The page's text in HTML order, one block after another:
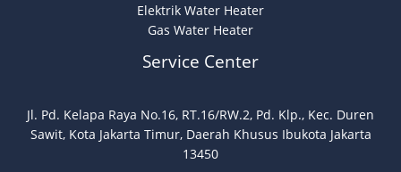
Elektrik Water Heater
Gas Water Heater
Service Center
Jl. Pd. Kelapa Raya No.16, RT.16/RW.2, Pd. Klp., Kec. Duren
Sawit, Kota Jakarta Timur, Daerah Khusus Ibukota Jakarta
13450